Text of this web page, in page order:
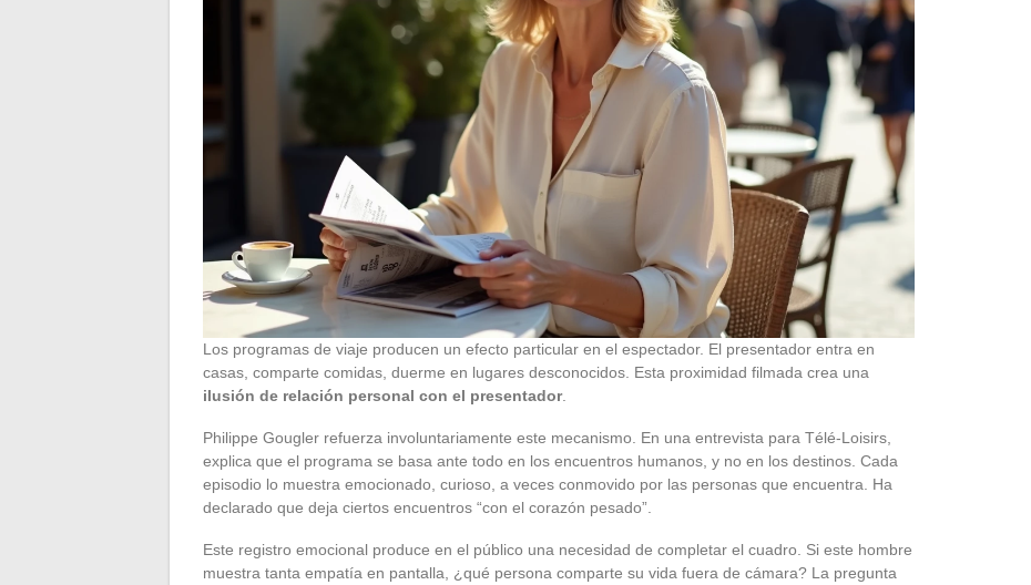
Los programas de viaje producen un efecto particular en el espectador. El presentador entra en
casas, comparte comidas, duerme en lugares desconocidos. Esta proximidad filmada crea una
ilusión de relación personal con el presentador.
Philippe Gougler refuerza involuntariamente este mecanismo. En una entrevista para Télé-Loisirs,
explica que el programa se basa ante todo en los encuentros humanos, y no en los destinos. Cada
episodio lo muestra emocionado, curioso, a veces conmovido por las personas que encuentra. Ha
declarado que deja ciertos encuentros “con el corazón pesado”.
Este registro emocional produce en el público una necesidad de completar el cuadro. Si este hombre
muestra tanta empatía en pantalla, ¿qué persona comparte su vida fuera de cámara? La pregunta